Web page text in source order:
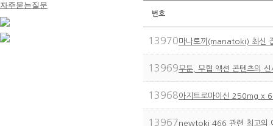
자주묻는질문
번호
13970마나토끼(manatoki) 최신
13969무툰, 무협 액션 콘텐츠의
13968아지트로마이신 250mg x
13967newtoki 466 관련 최고의